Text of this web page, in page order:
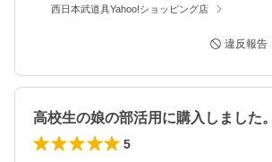
西日本武道具Yahoo!ショッピング店
違反報告
5